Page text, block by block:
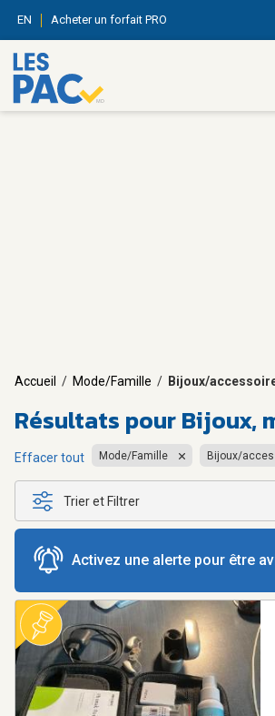
EN Acheter un forfait PRO
Accueil / Mode/Famille / Bijoux/
Résultats pourBijoux,
Effacer tout Mode/Famille Bijoux/
Trier et Filtrer
Activez une alerte pour être